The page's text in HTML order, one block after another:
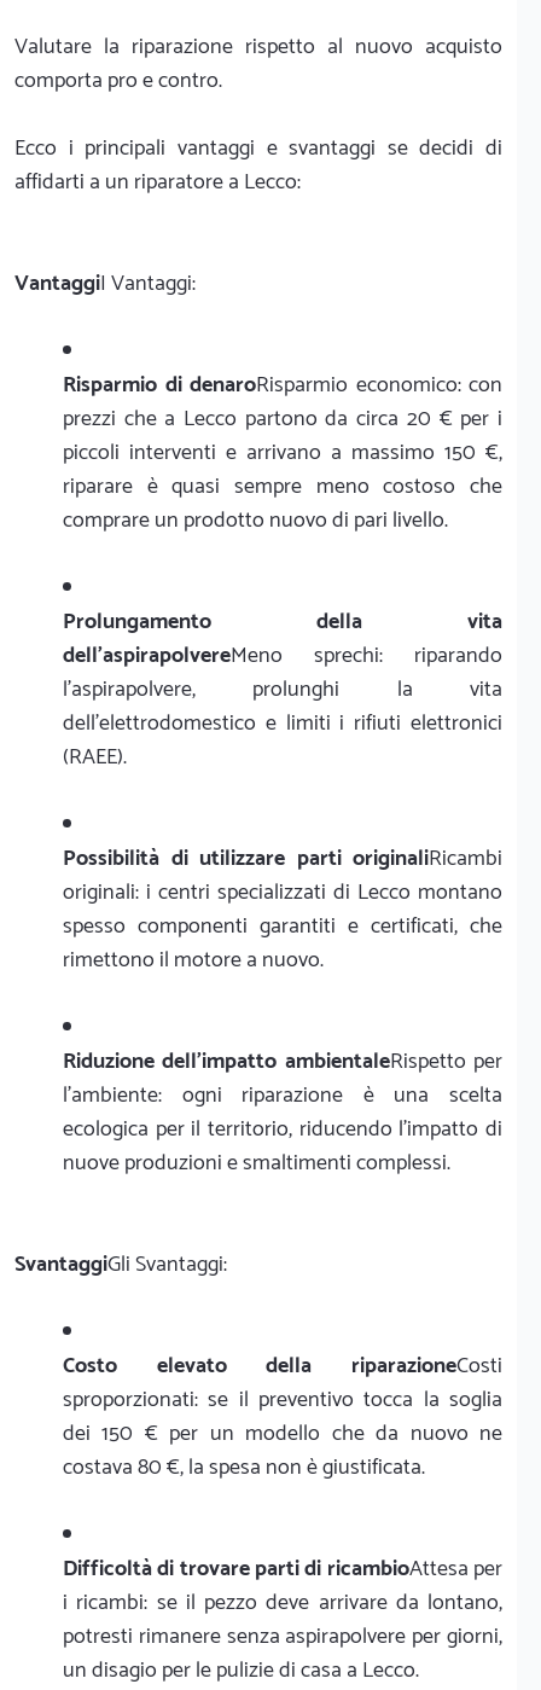
Valutare la riparazione rispetto al nuovo acquisto
comporta pro e contro.
Ecco i principali vantaggi e svantaggi se decidi di
affidarti a un riparatore a Lecco:
VantaggiI Vantaggi:
Risparmio di denaroRisparmio economico: con
prezzi che a Lecco partono da circa 20 € per i
piccoli interventi e arrivano a massimo 150 €,
riparare è quasi sempre meno costoso che
comprare un prodotto nuovo di pari livello.
Prolungamento della vita
dell'aspirapolvereMeno sprechi: riparando
l'aspirapolvere, prolunghi la vita
dell'elettrodomestico e limiti i rifiuti elettronici
(RAEE).
Possibilità di utilizzare parti originaliRicambi
originali: i centri specializzati di Lecco montano
spesso componenti garantiti e certificati, che
rimettono il motore a nuovo.
Riduzione dell'impatto ambientaleRispetto per
l'ambiente: ogni riparazione è una scelta
ecologica per il territorio, riducendo l'impatto di
nuove produzioni e smaltimenti complessi.
SvantaggiGli Svantaggi:
Costo elevato della riparazioneCosti
sproporzionati: se il preventivo tocca la soglia
dei 150 € per un modello che da nuovo ne
costava 80 €, la spesa non è giustificata.
Difficoltà di trovare parti di ricambioAttesa per
i ricambi: se il pezzo deve arrivare da lontano,
potresti rimanere senza aspirapolvere per giorni,
un disagio per le pulizie di casa a Lecco.